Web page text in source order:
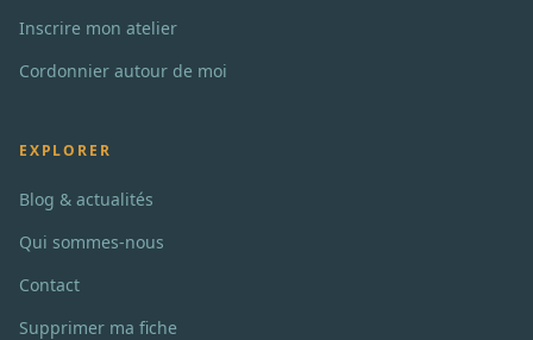
Inscrire mon atelier
Cordonnier autour de moi
EXPLORER
Blog & actualités
Qui sommes-nous
Contact
Supprimer ma fiche